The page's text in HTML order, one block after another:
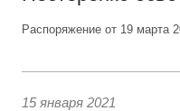
Распоряжение от 19 марта
15 января 2021